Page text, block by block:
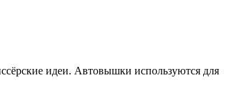
идеи. Автовышки используются для